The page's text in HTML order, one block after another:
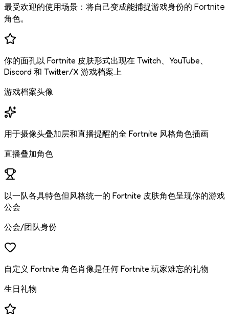
最受欢迎的使用场景：将自己变成能捕捉游戏身份的 Fortnite
角色。
你的面孔以 Fortnite 皮肤形式出现在 Twitch、YouTube、
Discord 和 Twitter/X 游戏档案上
游戏档案头像
用于摄像头叠加层和直播提醒的全 Fortnite 风格角色插画
直播叠加角色
以一队各具特色但风格统一的 Fortnite 皮肤角色呈现你的游戏
公会
公会/团队身份
自定义 Fortnite 角色肖像是任何 Fortnite 玩家难忘的礼物
生日礼物